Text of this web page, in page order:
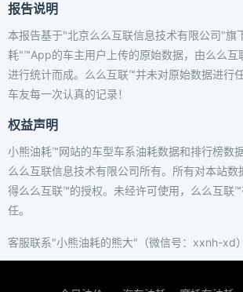
报告说明
本报告基于"北京么么互联信息技术有限公司"旗
耗"™App的车主用户上传的原始数据，由么么互
进行统计而成。么么互联™并未对原始数据进行
车友每一次认真的记录！
权益声明
小熊油耗™网站的车型车系油耗数据和排行榜数
么么互联信息技术有限公司所有。所有对本站数
得么么互联™的授权。未经许可使用，么么互联
任。
客服联系"小熊油耗的熊大"（微信号：xxnh-xd）